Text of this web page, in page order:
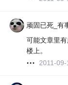
顽固已死_有
可能文章里
楼上。
2011-09-